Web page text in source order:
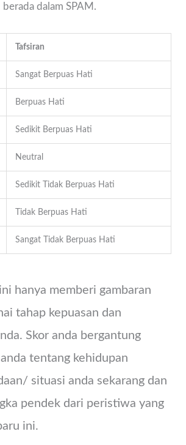
berada dalam SPAM.
Tafsiran
Sangat Berpuas Hati
Berpuas Hati
Sedikit Berpuas Hati
Neutral
Sedikit Tidak Berpuas Hati
Tidak Berpuas Hati
Sangat Tidak Berpuas Hati
hanya memberi gambaran
tahap kepuasan dan
Skor anda bergantung
tentang kehidupan
situasi anda sekarang dan
pendek dari peristiwa yang
ini.